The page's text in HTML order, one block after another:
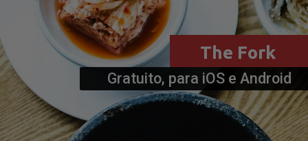
Gratuito, para iOS e Android